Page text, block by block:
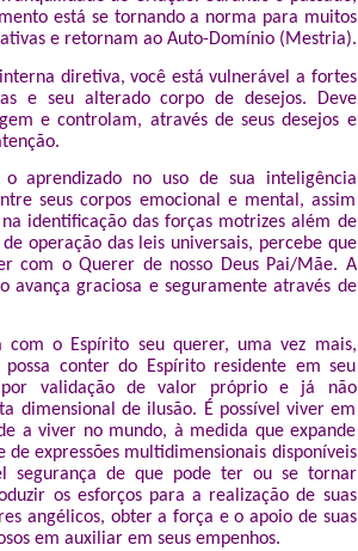
está se tornando a norma para muitos
e retornam ao Auto-Domínio (Mestria).
diretiva, você está vulnerável a fortes
e seu alterado corpo de desejos. Deve
e controlam, através de seus desejos e
aprendizado no uso de sua inteligência
seus corpos emocional e mental, assim
identificação das forças motrizes além de
operação das leis universais, percebe que
com o Querer de nosso Deus Pai/Mãe. A
avança graciosa e seguramente através de
com o Espírito seu querer, uma vez mais,
conter do Espírito residente em seu
validação de valor próprio e já não
dimensional de ilusão. É possível viver em
a viver no mundo, à medida que expande
expressões multidimensionais disponíveis
segurança de que pode ter ou se tornar
os esforços para a realização de suas
angélicos, obter a força e o apoio de suas
em auxiliar em seus empenhos.